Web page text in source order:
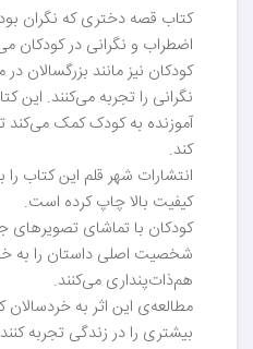
کتاب قصه دختری که نگران
اضطراب و نگرانی در کودکان
کودکان نیز مانند
نگرانی را تجربه می‌کنند. این
آموزنده به کودک کمک می‌کند
کند.
انتشارات شهر قلم این کتاب
کیفیت بالا چاپ کرده است.
کودکان با تماشای تصویرهای
شخصیت اصلی داستان را به
هم‌ذات‌پنداری می‌کنند.
مطالعه‌ی این اثر به
بیشتری را در زندگی تجربه